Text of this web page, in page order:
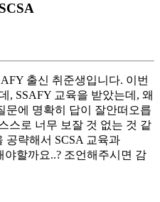
출신 취준생입니다. 이번
, SSAFY 교육을 받았는데, 왜
문에 명확히 답이 잘안떠오릅
스로 너무 보잘 것 없는 것 같
공략해서 SCSA 교육과
할까요..? 조언해주시면 감